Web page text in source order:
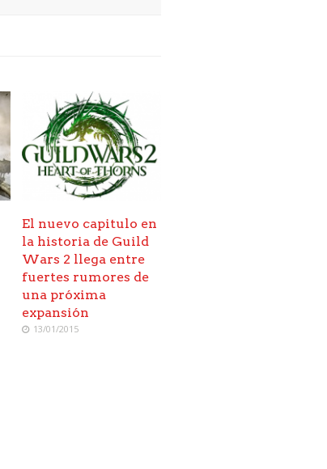
El nuevo capitulo en
la historia de Guild
Wars 2 llega entre
fuertes rumores de
una próxima
expansión
13/01/2015